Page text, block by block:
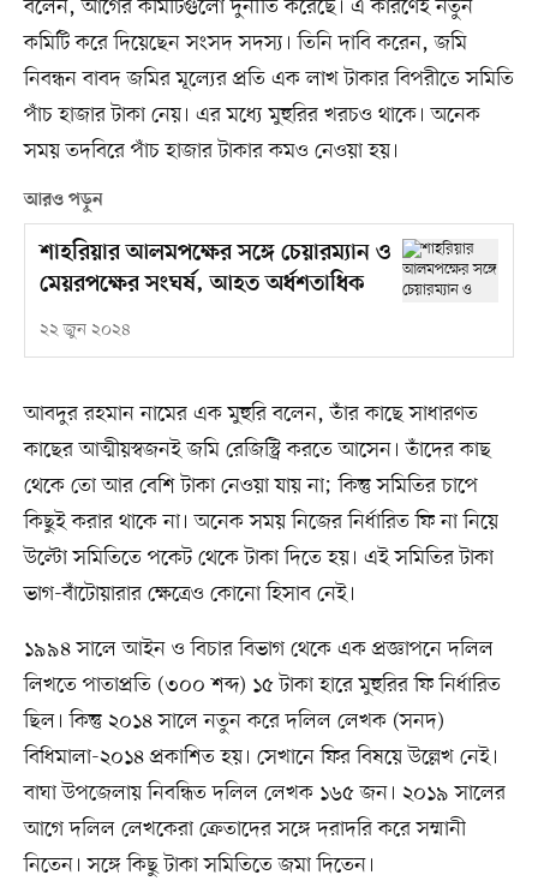
বলেন, আগের কমিটিগুলো দুর্নীতি করেছে। এ কারণেই নতুন
কমিটি করে দিয়েছেন সংসদ সদস্য। তিনি দাবি করেন, জমি
নিবন্ধন বাবদ জমির মূল্যের প্রতি এক লাখ টাকার বিপরীতে সমিতি
পাঁচ হাজার টাকা নেয়। এর মধ্যে মুহুরির খরচও থাকে। অনেক
সময় তদবিরে পাঁচ হাজার টাকার কমও নেওয়া হয়।
আরও পড়ুন
শাহরিয়ার আলমপক্ষের সঙ্গে চেয়ারম্যান ও
মেয়রপক্ষের সংঘর্ষ, আহত অর্ধশতাধিক
২২ জুন ২০২৪
আবদুর রহমান নামের এক মুহুরি বলেন, তাঁর কাছে সাধারণত
কাছের আত্মীয়স্বজনই জমি রেজিস্ট্রি করতে আসেন। তাঁদের কাছ
থেকে তো আর বেশি টাকা নেওয়া যায় না; কিন্তু সমিতির চাপে
কিছুই করার থাকে না। অনেক সময় নিজের নির্ধারিত ফি না নিয়ে
উল্টো সমিতিতে পকেট থেকে টাকা দিতে হয়। এই সমিতির টাকা
ভাগ-বাঁটোয়ারার ক্ষেত্রেও কোনো হিসাব নেই।
১৯৯৪ সালে আইন ও বিচার বিভাগ থেকে এক প্রজ্ঞাপনে দলিল
লিখতে পাতাপ্রতি (৩০০ শব্দ) ১৫ টাকা হারে মুহুরির ফি নির্ধারিত
ছিল। কিন্তু ২০১৪ সালে নতুন করে দলিল লেখক (সনদ)
বিধিমালা-২০১৪ প্রকাশিত হয়। সেখানে ফির বিষয়ে উল্লেখ নেই।
বাঘা উপজেলায় নিবন্ধিত দলিল লেখক ১৬৫ জন। ২০১৯ সালের
আগে দলিল লেখকেরা ক্রেতাদের সঙ্গে দরাদরি করে সম্মানী
নিতেন। সঙ্গে কিছু টাকা সমিতিতে জমা দিতেন।